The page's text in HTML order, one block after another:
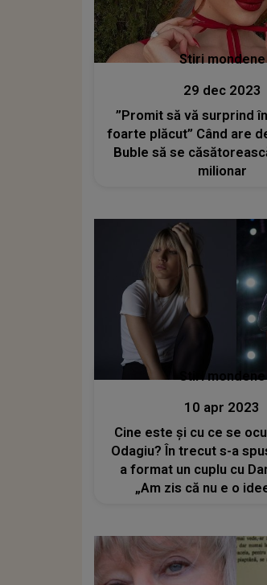
Stiri mondene
29 dec 2023
”Promit să vă surprind
foarte plăcut” Când are
Buble să se
milionar
Stiri mondene
10 apr 2023
Cine este și cu ce se
Odagiu? În trecut s-a
a format un cuplu cu
„Am zis că nu e o